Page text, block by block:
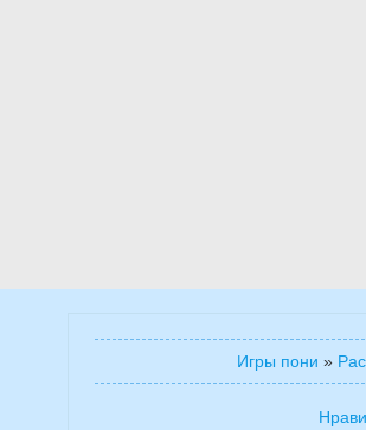
Игры пони »